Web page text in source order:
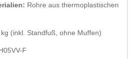
Rohre aus thermoplastischen
(inkl. Standfuß, ohne Muffen)
F